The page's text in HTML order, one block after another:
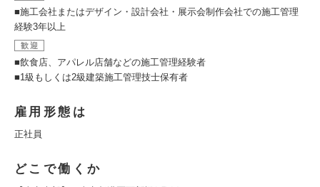
■施工会社またはデザイン・設計会社・展示会制作会社での施工管理
経験3年以上
歓迎
■飲食店、アパレル店舗などの施工管理経験者
■1級もしくは2級建築施工管理技士保有者
雇用形態は
正社員
どこで働くか